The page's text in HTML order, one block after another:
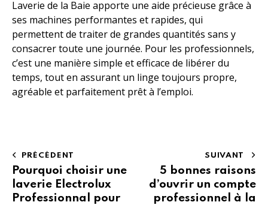
Laverie de la Baie apporte une aide précieuse grâce à
ses machines performantes et rapides, qui
permettent de traiter de grandes quantités sans y
consacrer toute une journée. Pour les professionnels,
c’est une manière simple et efficace de libérer du
temps, tout en assurant un linge toujours propre,
agréable et parfaitement prêt à l’emploi.
PRÉCÉDENT
Pourquoi choisir une
laverie Electrolux
Professionnal pour
SUIVANT
5 bonnes raisons
d’ouvrir un compte
professionnel à la